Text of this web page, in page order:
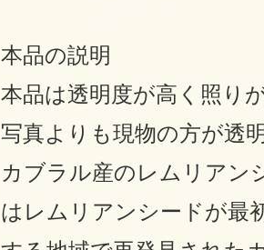
本品の説明
本品は透明度が高く照り
写真よりも現物の方が透
カブラル産のレムリアン
はレムリアンシードが最